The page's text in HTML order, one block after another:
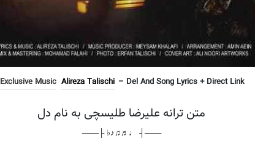
Exclusive Music Alireza Talischi – Del And Song Lyrics + Direct Link
متن ترانه علیرضا طلیسچی به نام دل
───┤ ♩♬♫♪♭ ├───